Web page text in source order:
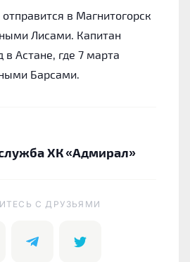
в Магнитогорск
Лисами. Капитан
Астане, где 7 марта
Барсами.
ХК «Адмирал»
C ДРУЗЬЯМИ